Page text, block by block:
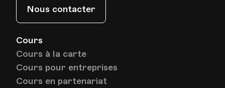
Cours
Cours à la carte
Cours pour entreprises
Cours en partenariat
Nous contacter